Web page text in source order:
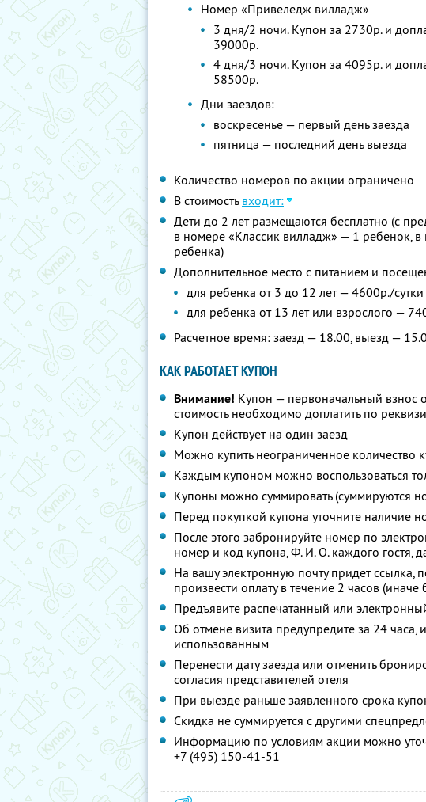
Номер «Привеледж вилладж»
3 дня/2 ночи. Купон за 2730р. и
39000р.
4 дня/3 ночи. Купон за 4095р. и
58500р.
Дни заездов:
воскресенье — первый день заезда
пятница — последний день выезда
Количество номеров по акции ограничено
В стоимость входит:
Дети до 2 лет размещаются бесплатно (с
в номере «Классик вилладж» — 1 ребенок,
ребенка)
Дополнительное место с питанием и
для ребенка от 3 до 12 лет — 4600р./сутки
для ребенка от 13 лет или взрослого —
Расчетное время: заезд — 18.00, выезд —
КАК РАБОТАЕТ КУПОН
Внимание! Купон — первоначальный взнос
стоимость необходимо доплатить по
Купон действует на один заезд
Можно купить неограниченное количество
Каждым купоном можно воспользоваться
Купоны можно суммировать (суммируются
Перед покупкой купона уточните наличие
После этого забронируйте номер по
номер и код купона,Ф. И. О.каждого гостя,
На вашу электронную почту придет ссылка,
произвести оплату в течение 2 часов
Предъявите распечатанный или
Об отмене визита предупредите за 24 часа,
использованным
Перенести дату заезда или отменить
согласия представителей отеля
При выезде раньше заявленного срока
Скидка не суммируется с другими
Информацию по условиям акции можно
+7 (495) 150-41-51